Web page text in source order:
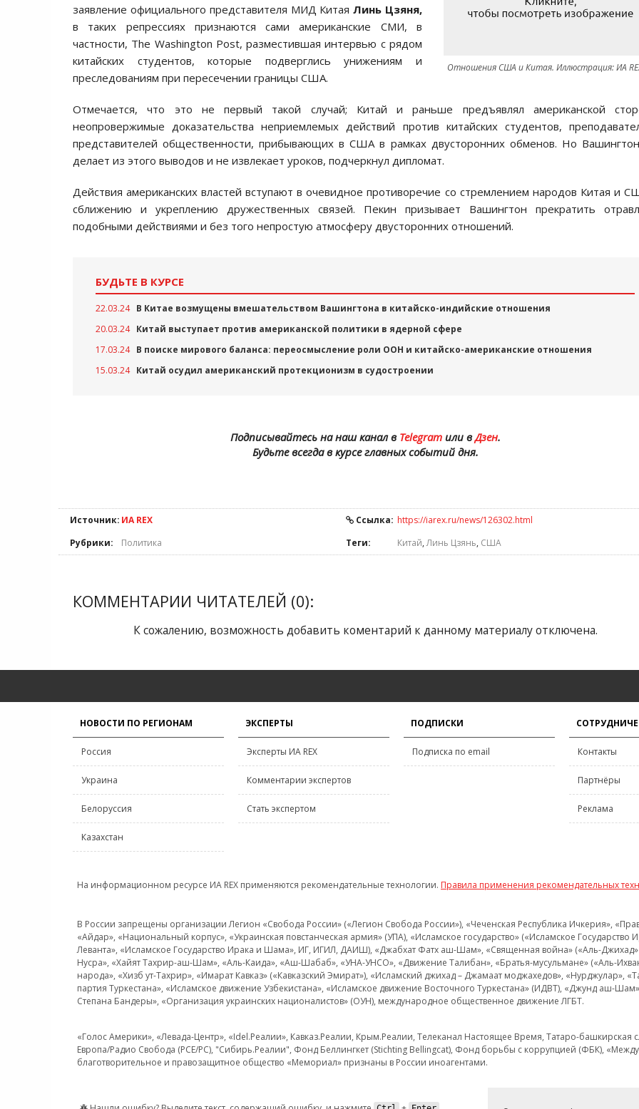
Отношения США и Китая. Иллюстрация: ИА
заявление официального представителя МИД КитаяЛинь Цзяня,
в таких репрессиях признаются сами американские СМИ, в
частности, The Washington Post, разместившая интервью с рядом
китайских студентов, которые подверглись унижениям и
преследованиям при пересечении границы США.
Отмечается, что это не первый такой случай; Китай и раньше предъявлял американской
неопровержимые доказательства неприемлемых действий против китайских студентов,
представителей общественности, прибывающих в США в рамках двусторонних обменов. Но
делает из этого выводов и не извлекает уроков, подчеркнул дипломат.
Действия американских властей вступают в очевидное противоречие со стремлением народов Китая и
сближению и укреплению дружественных связей. Пекин призывает Вашингтон прекратить
подобными действиями и без того непростую атмосферу двусторонних отношений.
БУДЬТЕ В КУРСЕ
22.03.24 В Китае возмущены вмешательством Вашингтона в китайско-индийские отношения
20.03.24 Китай выступает против американской политики в ядерной сфере
17.03.24 В поиске мирового баланса: переосмысление роли ООН и китайско-американские отношения
15.03.24 Китай осудил американский протекционизм в судостроении
Подписывайтесь на наш канал в Telegramили вДзен.
Будьте всегда в курсе главных событий дня.
Источник: ИА REX Ссылка: https://iarex.ru/news/126302.html
Рубрики:
Политика Теги: Китай,Линь Цзянь, США
КОММЕНТАРИИ ЧИТАТЕЛЕЙ (0):
К сожалению, возможность добавить коментарий к данному материалу отключена.
НОВОСТИ ПО РЕГИОНАМ
Россия
Украина
Белоруссия
Казахстан
ЭКСПЕРТЫ
Эксперты ИА REX
Комментарии экспертов
Стать экспертом
ПОДПИСКИ
Подписка по email Контакты
Партнёры
Реклама
На информационном ресурсе ИА REX применяются рекомендательные технологии. Правила применения рекомендательных
В России запрещены организации Легион «Свобода России» («Легион Свобода России»), «Чеченская Республика Ичкерия»,
«Айдар», «Национальный корпус», «Украинская повстанческая армия» (УПА), «Исламское государство» («Исламское
Леванта», «Исламское Государство Ирака и Шама», ИГ, ИГИЛ, ДАИШ), «Джабхат Фатх аш-Шам», «Священная война» («Аль-Джихад»
Нусра», «Хайят Тахрир-аш-Шам», «Аль-Каида», «Аш-Шабаб», «УНА-УНСО», «Движение Талибан», «Братья-мусульмане» («Аль-
народа», «Хизб ут-Тахрир», «Имарат Кавказ» («Кавказский Эмират»), «Исламский джихад – Джамаат моджахедов», «Нурджулар»,
партия Туркестана», «Исламское движение Узбекистана», «Исламское движение Восточного Туркестана» (ИДВТ), «Джунд аш-
Степана Бандеры», «Организация украинских националистов» (ОУН), международное общественное движение ЛГБТ.
«Голос Америки», «Левада-Центр», «Idel.Реалии», Кавказ.Реалии, Крым.Реалии, Телеканал Настоящее Время, Татаро-
Европа/Радио Свобода (PCE/PC), "Сибирь.Реалии", Фонд Беллингкет (Stichting Bellingcat), Фонд борьбы с коррупцией (ФБК),
благотворительное и правозащитное общество «Мемориал» признаны в России иноагентами.